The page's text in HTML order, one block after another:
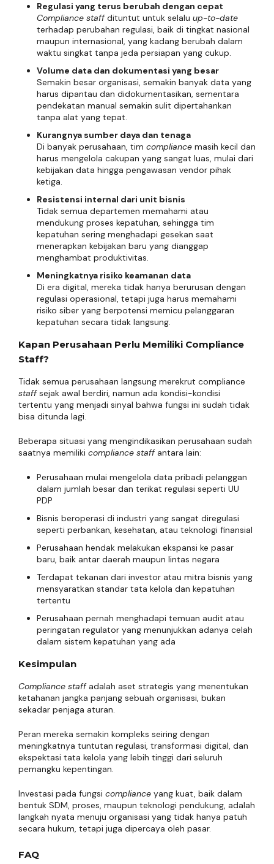
Regulasi yang terus berubah dengan cepat
Compliance staffdituntut untuk selalu up-to-date
terhadap perubahan regulasi, baik di tingkat nasional
maupun internasional, yang kadang berubah dalam
waktu singkat tanpa jeda persiapan yang cukup.
Volume data dan dokumentasi yang besar
Semakin besar organisasi, semakin banyak data yang
harus dipantau dan didokumentasikan, sementara
pendekatan manual semakin sulit dipertahankan
tanpa alat yang tepat.
Kurangnya sumber daya dan tenaga
Di banyak perusahaan, tim compliance masih kecil dan
harus mengelola cakupan yang sangat luas, mulai dari
kebijakan data hingga pengawasan vendor pihak
ketiga.
Resistensi internal dari unit bisnis
Tidak semua departemen memahami atau
mendukung proses kepatuhan, sehingga tim
kepatuhan sering menghadapi gesekan saat
menerapkan kebijakan baru yang dianggap
menghambat produktivitas.
Meningkatnya risiko keamanan data
Di era digital, mereka tidak hanya berurusan dengan
regulasi operasional, tetapi juga harus memahami
risiko siber yang berpotensi memicu pelanggaran
kepatuhan secara tidak langsung.
Kapan Perusahaan Perlu Memiliki Compliance
Staff?
Tidak semua perusahaan langsung merekrut compliance
staffsejak awal berdiri, namun ada kondisi-kondisi
tertentu yang menjadi sinyal bahwa fungsi ini sudah tidak
bisa ditunda lagi.
Beberapa situasi yang mengindikasikan perusahaan sudah
saatnya memiliki compliance staffantara lain:
Perusahaan mulai mengelola data pribadi pelanggan
dalam jumlah besar dan terikat regulasi seperti UU
PDP
Bisnis beroperasi di industri yang sangat diregulasi
seperti perbankan, kesehatan, atau teknologi finansial
Perusahaan hendak melakukan ekspansi ke pasar
baru, baik antar daerah maupun lintas negara
Terdapat tekanan dari investor atau mitra bisnis yang
mensyaratkan standar tata kelola dan kepatuhan
tertentu
Perusahaan pernah menghadapi temuan audit atau
peringatan regulator yang menunjukkan adanya celah
dalam sistem kepatuhan yang ada
Kesimpulan
Compliance staffadalah aset strategis yang menentukan
ketahanan jangka panjang sebuah organisasi, bukan
sekadar penjaga aturan.
Peran mereka semakin kompleks seiring dengan
meningkatnya tuntutan regulasi, transformasi digital, dan
ekspektasi tata kelola yang lebih tinggi dari seluruh
pemangku kepentingan.
Investasi pada fungsi compliance yang kuat, baik dalam
bentuk SDM, proses, maupun teknologi pendukung, adalah
langkah nyata menuju organisasi yang tidak hanya patuh
secara hukum, tetapi juga dipercaya oleh pasar.
FAQ